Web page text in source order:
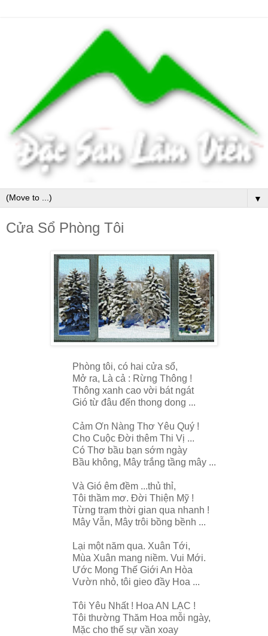
▼
Cửa Sổ Phòng Tôi
Phòng tôi, có hai cửa sổ,
Mở ra, Là cả : Rừng Thông !
Thông xanh cao vời bát ngát
Gió từ đâu đến thong dong ...
Cảm Ơn Nàng Thơ Yêu Quý !
Cho Cuộc Đời thêm Thi Vị ...
Có Thơ bầu bạn sớm ngày
Bầu không, Mây trắng tầng mây ...
Và Gió êm đềm ...thủ thỉ,
Tôi thầm mơ. Đời Thiện Mỹ !
Từng trạm thời gian qua nhanh !
Mây Vẫn, Mây trôi bồng bềnh ...
Lại một năm qua. Xuân Tới,
Mùa Xuân mang niềm. Vui Mới.
Ước Mong Thế Giới An Hòa
Vườn nhỏ, tôi gieo đầy Hoa ...
Tôi Yêu Nhất ! Hoa AN LẠC !
Tôi thường Thăm Hoa mỗi ngày,
Mặc cho thế sự vần xoay